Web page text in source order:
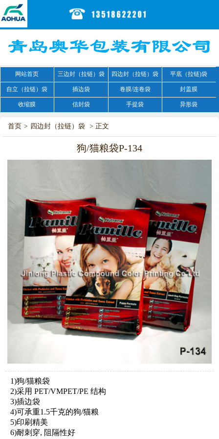
网站首页 三边封（拉链）袋 四边封（拉链）袋 平底（拉链)袋
自立（拉链）袋 插边袋 卷膜/连卷袋 封盖膜
收缩膜 信封袋 手提袋 异形袋
首页 > 四边封（拉链）袋 > 正文
狗/猫粮袋P-134
1)狗/猫粮袋
2)采用 PET/VMPET/PE 结构
3)插边袋
4)可承重1.5千克的狗/猫粮
5)印刷精美
6)耐刺穿, 阻隔性好